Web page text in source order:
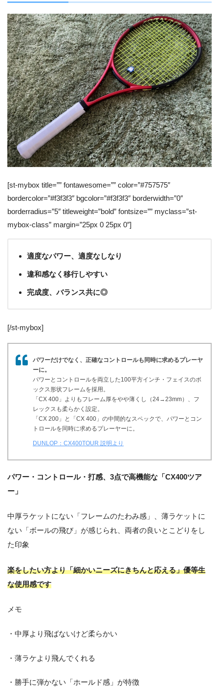
[st-mybox title=”” fontawesome=”” color=”#757575″
bordercolor=”#f3f3f3″ bgcolor=”#f3f3f3″ borderwidth=”0″
borderradius=”5″ titleweight=”bold” fontsize=”” myclass=”st-
mybox-class” margin=”25px 0 25px 0″]
適度なパワー、適度なしなり
違和感なく移行しやすい
完成度、バランス共に◎
[/st-mybox]
パワーだけでなく、正確なコントロールも同時に求めるプレーヤ
ーに。
パワーとコントロールを両立した100平方インチ・フェイスのボ
ックス形状フレームを採用。
「CX 400」よりもフレーム厚をやや薄くし（24→23mm）、フ
レックスも柔らかく設定。
「CX 200」と「CX 400」の中間的なスペックで、パワーとコン
トロールを同時に求めるプレーヤーに。
DUNLOP：CX400TOUR 説明より
パワー・コントロール・打感、3点で高機能な「CX400ツア
ー」
中厚ラケットにない「フレームのたわみ感」、薄ラケットに
ない「ボールの飛び」が感じられ、両者の良いとこどりをし
た印象
楽をしたい方より「細かいニーズにきちんと応える」優等生
な使用感です
メモ
・中厚より飛ばないけど柔らかい
・薄ラケより飛んでくれる
・勝手に弾かない「ホールド感」が特徴